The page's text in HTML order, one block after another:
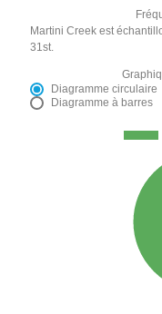
Martini Creek est
31st.
Diagramme circulaire
Diagramme à barres